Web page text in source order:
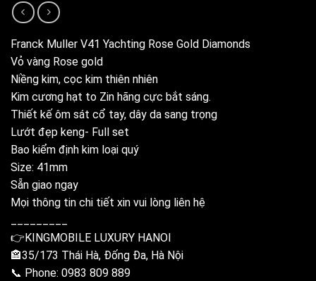
Franck Muller V41 Yachting Rose Gold Diamonds
Vỏ vàng Rose gold
Niềng kim, cọc kim thiên nhiên
Kim cương hạt to Zin hãng cực bắt sáng.
Thiết kế ôm sát cổ tay, dây da sang trọng
Lướt đẹp keng- Full set
Bao kiểm định kim loại quý
Size: 41mm
Sẵn giao ngay
Mọi thông tin chi tiết xin vui lòng liên hệ
👉KINGMOBILE LUXURY HANOI
🏤35/173 Thái Hà, Đống Đa, Hà Nội
📞 Phone: 0983 809 889